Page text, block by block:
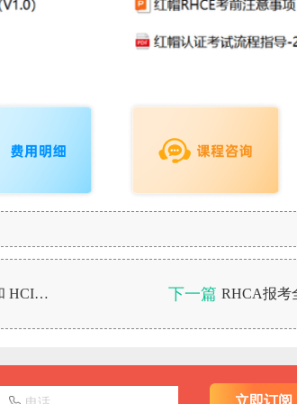
同样是顶级认证，RHCA 和 HCIE 谁更难？ 下一篇
立即订阅